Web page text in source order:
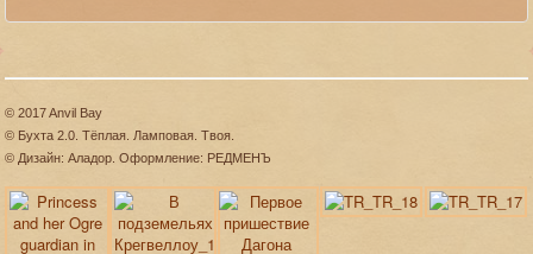
© 2017 Anvil Bay
© Бухта 2.0. Тёплая. Ламповая. Твоя.
© Дизайн: Аладор. Оформление: РЕДМЕНЪ